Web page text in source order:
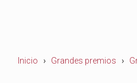
Inicio Grandes premios